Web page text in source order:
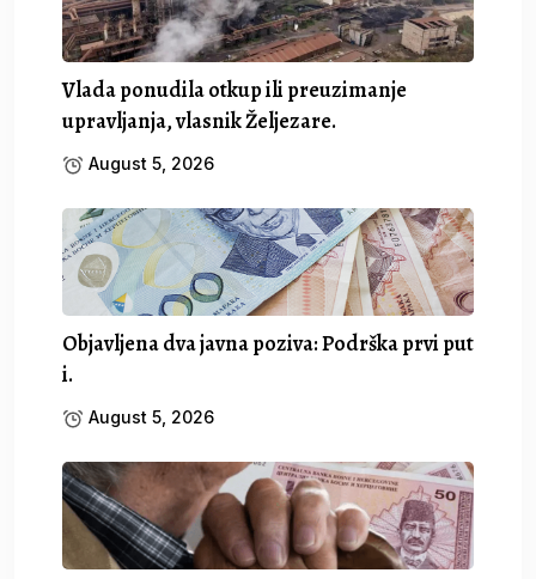
Vlada ponudila otkup ili preuzimanje
upravljanja, vlasnik Željezare.
August 5, 2026
Objavljena dva javna poziva: Podrška prvi put
i.
August 5, 2026